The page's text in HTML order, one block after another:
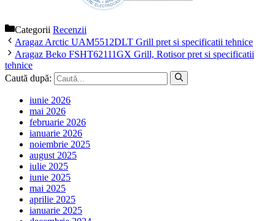
Categorii Recenzii
Aragaz Arctic UAM5512DLT Grill pret si specificatii tehnice
Aragaz Beko FSHT62111GX Grill, Rotisor pret si specificatii
tehnice
Caută după:
iunie 2026
mai 2026
februarie 2026
ianuarie 2026
noiembrie 2025
august 2025
iulie 2025
iunie 2025
mai 2025
aprilie 2025
ianuarie 2025